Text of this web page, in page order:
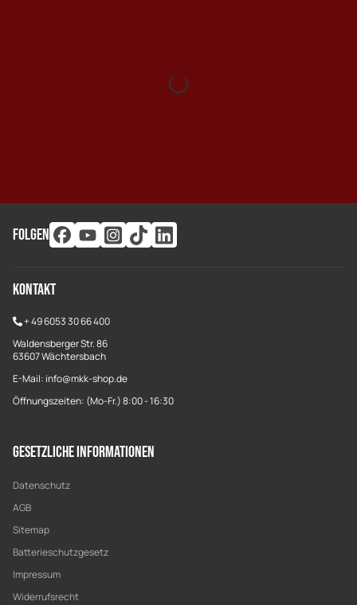
FOLGEN
Kontakt
+49 6053 30 66 400
Waldensberger Str. 86
63607 Wächtersbach
E-Mail: info@mkk-shop.de
Öffnungszeiten: (Mo-Fr.) 8:00 - 16:30
Gesetzliche Informationen
Datenschutz
AGB
Sitemap
Batterieschutzgesetz
Impressum
Widerrufsrecht